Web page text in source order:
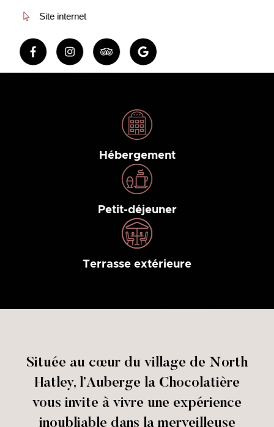
Site internet
Hébergement
Petit-déjeuner
Terrasse extérieure
Située au cœur du village de North
Hatley, l’Auberge la Chocolatière
vous invite à vivre une expérience
inoubliable dans la merveilleuse